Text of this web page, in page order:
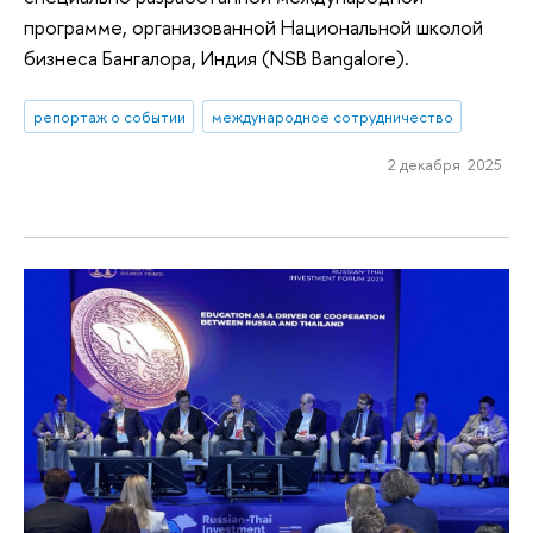
программе, организованной Национальной школой
бизнеса Бангалора, Индия (NSB Bangalore).
репортаж о событии международное сотрудничество
2 декабря 2025